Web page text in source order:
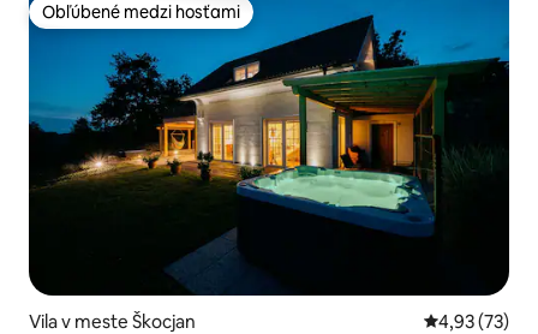
Obľúbené medzi hosťami
Obľúbené medzi hosťami
Vila v meste Škocjan Priemerné
4,93 (73)